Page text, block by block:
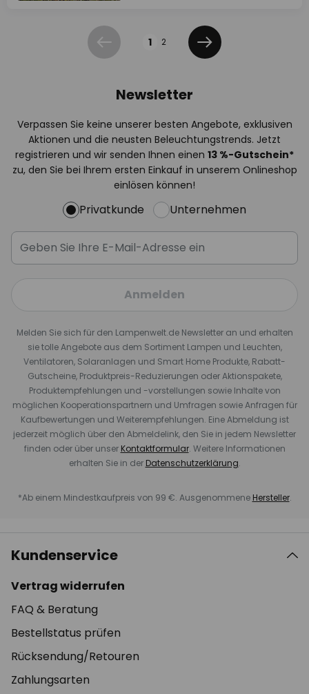
Zurück 1 2
Weiter
Newsletter
Verpassen Sie keine unserer besten Angebote, exklusiven
Aktionen und die neusten Beleuchtungstrends. Jetzt
registrieren und wir senden Ihnen einen 13 %-Gutschein*
zu, den Sie bei Ihrem ersten Einkauf in unserem Onlineshop
einlösen können!
Privatkunde Unternehmen
Anmelden
Melden Sie sich für den Lampenwelt.de Newsletter an und erhalten
sie tolle Angebote aus dem Sortiment Lampen und Leuchten,
Ventilatoren, Solaranlagen und Smart Home Produkte, Rabatt-
Gutscheine, Produktpreis-Reduzierungen oder Aktionspakete,
Produktempfehlungen und -vorstellungen sowie Inhalte von
möglichen Kooperationspartnern und Umfragen sowie Anfragen für
Kaufbewertungen und Weiterempfehlungen. Eine Abmeldung ist
jederzeit möglich über den Abmeldelink, den Sie in jedem Newsletter
finden oder über unser Kontaktformular. Weitere Informationen
erhalten Sie in der Datenschutzerklärung.
*Ab einem Mindestkaufpreis von 99 €. Ausgenommene Hersteller.
Kundenservice
Vertrag widerrufen
FAQ & Beratung
Bestellstatus prüfen
Rücksendung/Retouren
Zahlungsarten